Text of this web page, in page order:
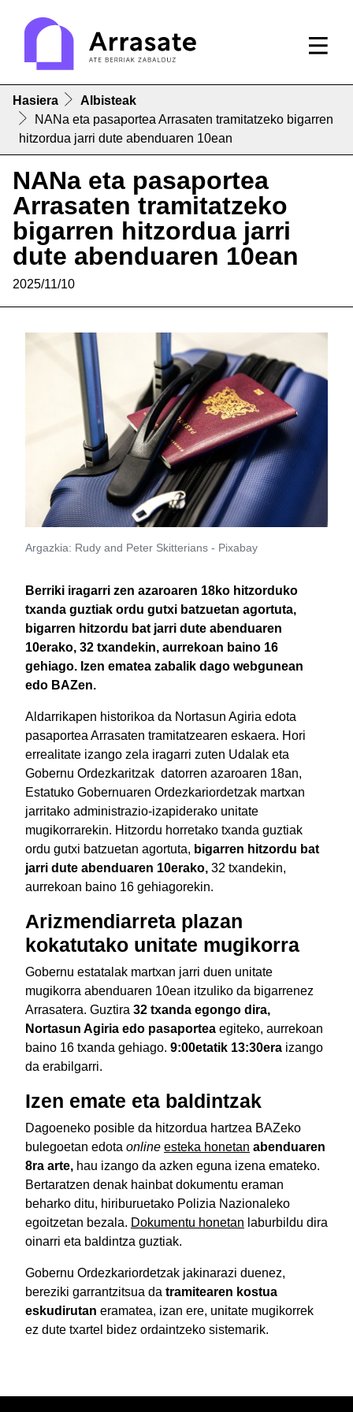
Hasiera
Albisteak
NANa eta pasaportea Arrasaten tramitatzeko bigarren
hitzordua jarri dute abenduaren 10ean
NANa eta pasaportea
Arrasaten tramitatzeko
bigarren hitzordua jarri
dute abenduaren 10ean
2025/11/10
Argazkia: Rudy and Peter Skitterians - Pixabay
Berriki iragarri zen azaroaren 18ko hitzorduko
txanda guztiak ordu gutxi batzuetan agortuta,
bigarren hitzordu bat jarri dute abenduaren
10erako, 32 txandekin, aurrekoan baino 16
gehiago. Izen ematea zabalik dago webgunean
edo BAZen.
Aldarrikapen historikoa da Nortasun Agiria edota
pasaportea Arrasaten tramitatzearen eskaera. Hori
errealitate izango zela iragarri zuten Udalak eta
Gobernu Ordezkaritzak datorren azaroaren 18an,
Estatuko Gobernuaren Ordezkariordetzak martxan
jarritako administrazio-izapiderako unitate
mugikorrarekin. Hitzordu horretako txanda guztiak
ordu gutxi batzuetan agortuta, bigarren hitzordu bat
jarri dute abenduaren 10erako, 32 txandekin,
aurrekoan baino 16 gehiagorekin.
Arizmendiarreta plazan
kokatutako unitate mugikorra
Gobernu estatalak martxan jarri duen unitate
mugikorra abenduaren 10ean itzuliko da bigarrenez
Arrasatera. Guztira 32 txanda egongo dira,
Nortasun Agiria edo pasaportea egiteko, aurrekoan
baino 16 txanda gehiago. 9:00etatik 13:30era izango
da erabilgarri.
Izen emate eta baldintzak
Dagoeneko posible da hitzordua hartzea BAZeko
bulegoetan edota online esteka honetan abenduaren
8ra arte, hau izango da azken eguna izena emateko.
Bertaratzen denak hainbat dokumentu eraman
beharko ditu, hiriburuetako Polizia Nazionaleko
egoitzetan bezala. Dokumentu honetan laburbildu dira
oinarri eta baldintza guztiak.
Gobernu Ordezkariordetzak jakinarazi duenez,
bereziki garrantzitsua da tramitearen kostua
eskudirutan eramatea, izan ere, unitate mugikorrek
ez dute txartel bidez ordaintzeko sistemarik.